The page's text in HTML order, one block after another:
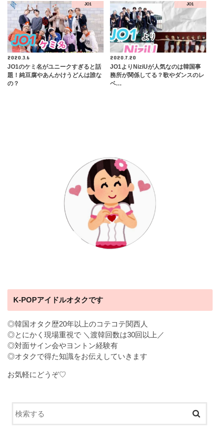
JO1
2020.3.6
JO1のケミ名がユニークすぎると話
題！純豆腐やあんかけうどんは誰な
の？
JO1
2020.7.20
JO1よりNiziUが人気なのは韓国事
務所が関係してる？歌やダンスのレ
ベ…
K-POPアイドルオタクです
◎韓国オタク歴20年以上のコテコテ関西人
◎とにかく現場重視で ＼渡韓回数は30回以上／
◎対面サイン会やヨントン経験有
◎オタクで得た知識をお伝えしていきます
お気軽にどうぞ♡